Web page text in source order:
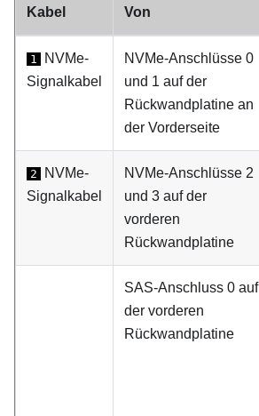
Kabel Von
1
NVMe-
Signalkabel
NVMe-Anschlüsse 0
und 1 auf der
Rückwandplatine an
der Vorderseite
2
NVMe-
Signalkabel
NVMe-Anschlüsse 2
und 3 auf der
vorderen
Rückwandplatine
SAS-Anschluss 0 auf
der vorderen
Rückwandplatine